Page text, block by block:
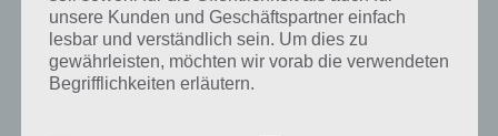
Tweet auf Twitter
unsere Kunden und Geschäftspartner einfach
lesbar und verständlich sein. Um dies zu
gewährleisten, möchten wir vorab die verwendeten
Begrifflichkeiten erläutern.